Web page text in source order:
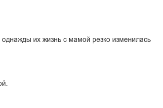
однажды их жизнь с мамой резко изменилась